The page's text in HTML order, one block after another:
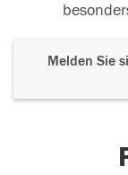
Melden Sie